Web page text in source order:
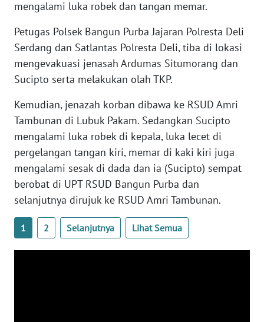
mengalami luka robek dan tangan memar.
Petugas Polsek Bangun Purba Jajaran Polresta Deli
Serdang dan Satlantas Polresta Deli, tiba di lokasi
mengevakuasi jenasah Ardumas Situmorang dan
Sucipto serta melakukan olah TKP.
Kemudian, jenazah korban dibawa ke RSUD Amri
Tambunan di Lubuk Pakam. Sedangkan Sucipto
mengalami luka robek di kepala, luka lecet di
pergelangan tangan kiri, memar di kaki kiri juga
mengalami sesak di dada dan ia (Sucipto) sempat
berobat di UPT RSUD Bangun Purba dan
selanjutnya dirujuk ke RSUD Amri Tambunan.
1 2 Selanjutnya Lihat Semua
LAMPUNG
WN
JATENG
WN
WN
JOGJA
WN
JATIM
BALI